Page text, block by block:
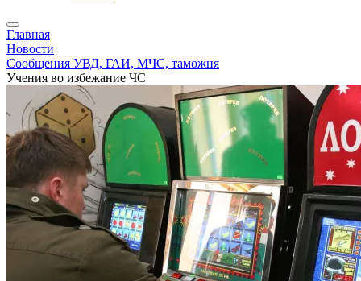
Главная
Новости
Сообщения УВД, ГАИ, МЧС, таможня
Учения во избежание ЧС